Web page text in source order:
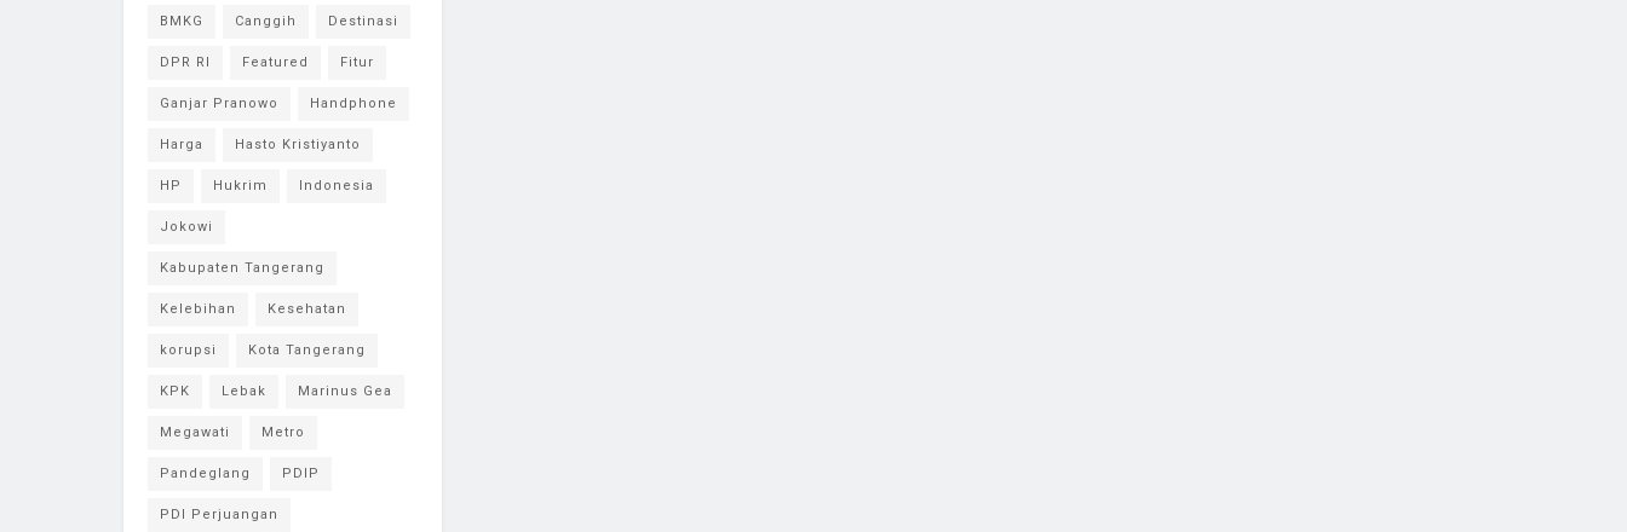
BMKG Canggih Destinasi
DPR RI Featured Fitur
Ganjar Pranowo Handphone
Harga Hasto Kristiyanto
HP Hukrim Indonesia
Jokowi
Kabupaten Tangerang
Kelebihan Kesehatan
korupsi Kota Tangerang
KPK Lebak Marinus Gea
Megawati Metro
Pandeglang PDIP
PDI Perjuangan